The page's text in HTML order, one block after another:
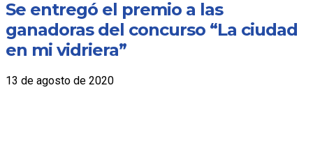
Se entregó el premio a las
ganadoras del concurso “La ciudad
en mi vidriera”
13 de agosto de 2020